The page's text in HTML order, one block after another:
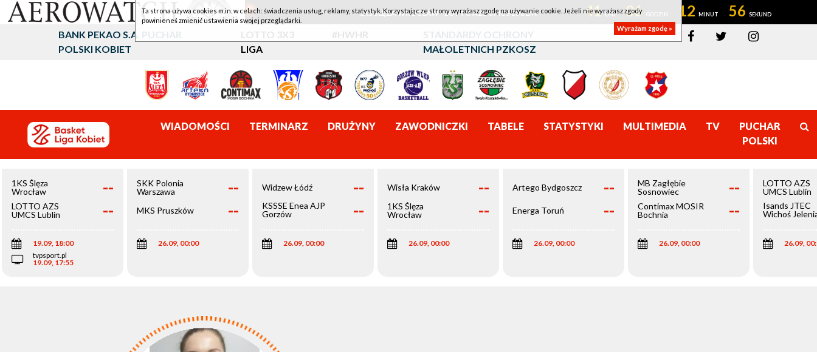
1KS ŚLĘZA WROCŁAW - LOTTO AZS UMCS LUBLIN 41 06 12 56
BANK PEKAO S.A. PUCHAR
POLSKI KOBIET
LOTTO 3X3
LIGA
#HWHR
STANDARDY OCHRONY
MAŁOLETNICH PZKOSZ
WIADOMOŚCI TERMINARZ DRUŻYNY ZAWODNICZKI TABELE STATYSTYKI MULTIMEDIA TV
PUCHAR
POLSKI
1KS Ślęza
Wrocław
--
LOTTO AZS
UMCS Lublin
--
19.09, 18:00
tvpsport.pl
19.09, 17:55
SKK Polonia
Warszawa
--
MKS Pruszków --
26.09, 00:00
Widzew Łódź --
KSSSE Enea AJP
Gorzów
--
26.09, 00:00
Wisła Kraków --
1KS Ślęza
Wrocław
--
26.09, 00:00
Artego Bydgoszcz --
Energa Toruń --
26.09, 00:00
MB Zagłębie
Sosnowiec
--
Contimax MOSIR
Bochnia
--
26.09, 00:00
LOTTO AZS
UMCS Lublin
Isands JTEC
Wichoś
26.09,
Ta strona używa cookies m.in. w celach: świadczenia usług, reklamy, statystyk. Korzystając ze strony wyrażasz zgodę na używanie cookie. Jeżeli nie wyrażasz zgody
powinieneś zmienić ustawienia swojej przeglądarki.
Wyrażam zgodę »